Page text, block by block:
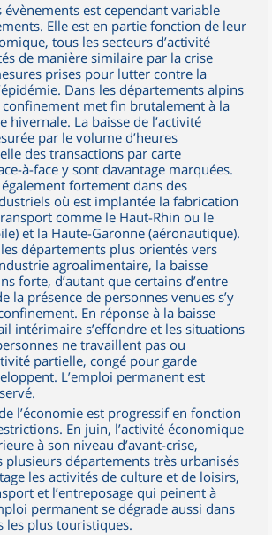
évènements est cependant variable
Elle est en partie fonction de leur
tous les secteurs d’activité
de manière similaire par la crise
prises pour lutter contre la
Dans les départements alpins
met fin brutalement à la
hivernale. La baisse de l’activité
par le volume d’heures
des transactions par carte
à-face y sont davantage marquées.
fortement dans des
où est implantée la fabrication
comme le Haut-Rhin ou le
et la Haute-Garonne (aéronautique).
départements plus orientés vers
agroalimentaire, la baisse
forte, d’autant que certains d’entre
la présence de personnes venues s’y
En réponse à la baisse
intérimaire s’effondre et les situations
ne travaillent pas ou
partielle, congé pour garde
L’emploi permanent est
l’économie est progressif en fonction
En juin, l’activité économique
à son niveau d’avant-crise,
plusieurs départements très urbanisés
les activités de culture et de loisirs,
et l’entreposage qui peinent à
permanent se dégrade aussi dans
les plus touristiques.